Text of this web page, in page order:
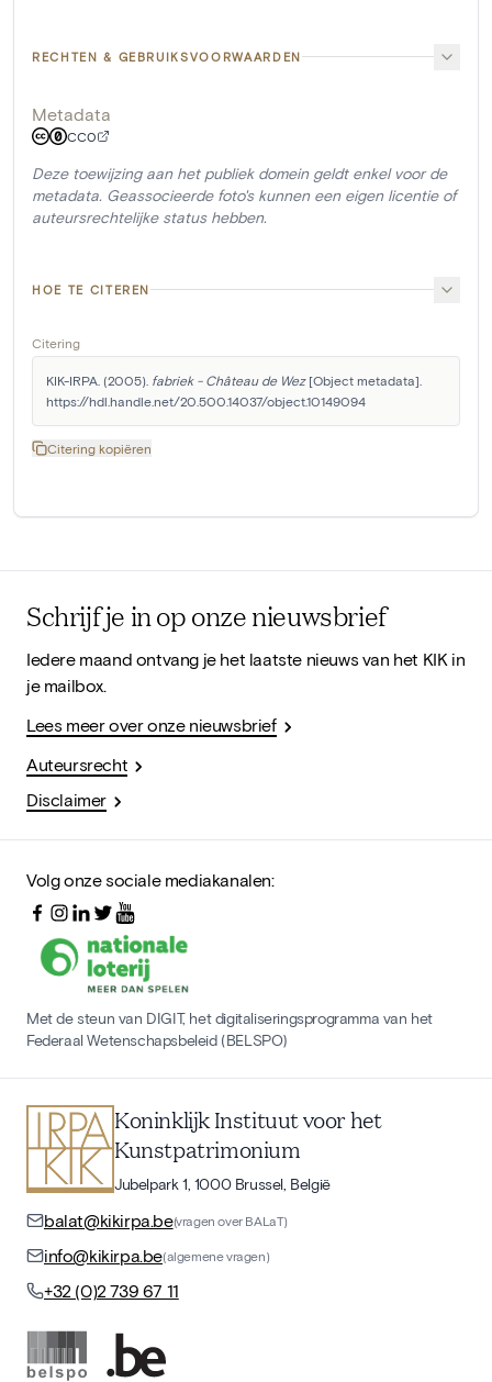
RECHTEN & GEBRUIKSVOORWAARDEN
Metadata
CC0
Deze toewijzing aan het publiek domein geldt enkel voor de
metadata. Geassocieerde foto's kunnen een eigen licentie of
auteursrechtelijke status hebben.
HOE TE CITEREN
Citering
KIK-IRPA. (2005). fabriek - Château de Wez [Object metadata].
https://hdl.handle.net/20.500.14037/object.10149094
Citering kopiëren
Schrijf je in op onze nieuwsbrief
Iedere maand ontvang je het laatste nieuws van het KIK in
je mailbox.
Lees meer over onze nieuwsbrief
Auteursrecht
Disclaimer
Volg onze sociale mediakanalen:
Met de steun van DIGIT, het digitaliseringsprogramma van het
Federaal Wetenschapsbeleid (BELSPO)
Koninklijk Instituut voor het
Kunstpatrimonium
Jubelpark 1, 1000 Brussel, België
balat@kikirpa.be(vragen over BALaT)
info@kikirpa.be(algemene vragen)
+32 (0)2 739 67 11